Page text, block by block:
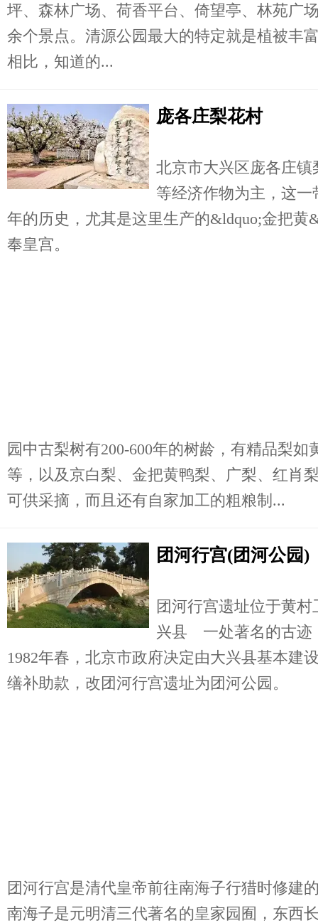
坪、森林广场、荷香平台、倚望亭、林苑广
余个景点。清源公园最大的特定就是植被丰
相比，知道的...
庞各庄梨花村
北京市大兴区庞各庄
等经济作物为主，这
年的历史，尤其是这里生产的&ldquo;金把黄
奉皇宫。
园中古梨树有200-600年的树龄，有精品梨
等，以及京白梨、金把黄鸭梨、广梨、红肖
可供采摘，而且还有自家加工的粗粮制...
团河行宫(团河公园)
团河行宫遗址位于黄
兴县 一处著名的古迹
1982年春，北京市政府决定由大兴县基本建
缮补助款，改团河行宫遗址为团河公园。
团河行宫是清代皇帝前往南海子行猎时修建
南海子是元明清三代著名的皇家园囿，东西